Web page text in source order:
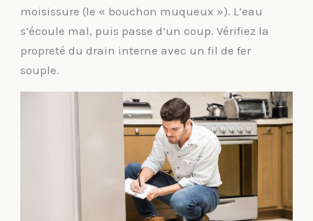
moisissure (le « bouchon muqueux »). L’eau
s’écoule mal, puis passe d’un coup. Vérifiez la
propreté du drain interne avec un fil de fer
souple.